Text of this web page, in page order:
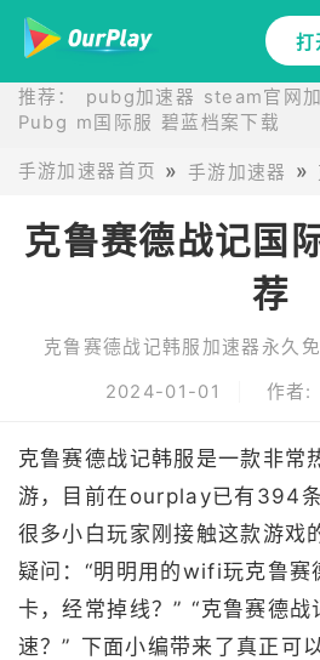
打
推荐： pubg加速器 steam官网
Pubg m国际服 碧蓝档案下载
手游加速器首页 手游加速器
克鲁赛德战记国
荐
克鲁赛德战记韩服加速器永久
2024-01-01 作者:
克鲁赛德战记韩服是一款非常
游，目前在ourplay已有394
很多小白玩家刚接触这款游戏
疑问：“明明用的wifi玩克鲁赛
卡，经常掉线？” “克鲁赛德战
速？” 下面小编带来了真正可